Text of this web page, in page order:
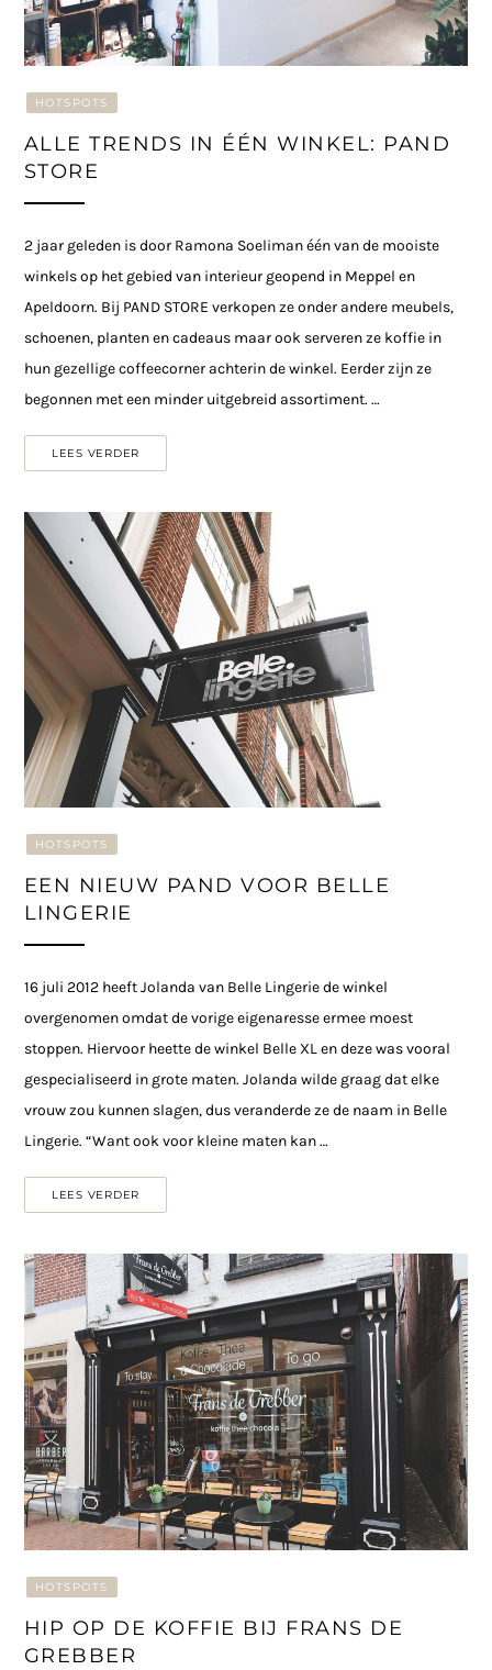
HOTSPOTS
ALLE TRENDS IN ÉÉN WINKEL: PAND
STORE
2 jaar geleden is door Ramona Soeliman één van de mooiste
winkels op het gebied van interieur geopend in Meppel en
Apeldoorn. Bij PAND STORE verkopen ze onder andere meubels,
schoenen, planten en cadeaus maar ook serveren ze koffie in
hun gezellige coffeecorner achterin de winkel. Eerder zijn ze
begonnen met een minder uitgebreid assortiment. …
LEES VERDER
HOTSPOTS
EEN NIEUW PAND VOOR BELLE
LINGERIE
16 juli 2012 heeft Jolanda van Belle Lingerie de winkel
overgenomen omdat de vorige eigenaresse ermee moest
stoppen. Hiervoor heette de winkel Belle XL en deze was vooral
gespecialiseerd in grote maten. Jolanda wilde graag dat elke
vrouw zou kunnen slagen, dus veranderde ze de naam in Belle
Lingerie. “Want ook voor kleine maten kan …
LEES VERDER
HOTSPOTS
HIP OP DE KOFFIE BIJ FRANS DE
GREBBER